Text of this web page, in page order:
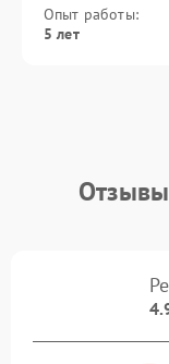
Опыт работы:
5 лет